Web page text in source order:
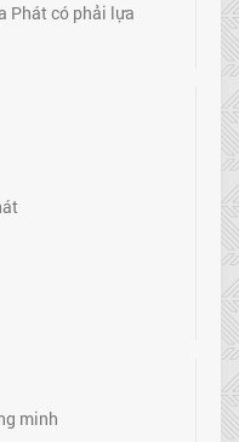
Phát có phải lựa
minh